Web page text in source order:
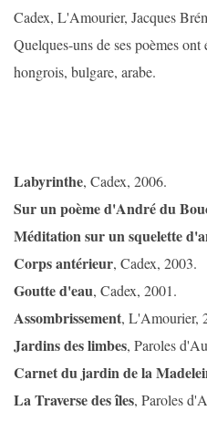
Cadex, L'Amourier, Jacques
Quelques-uns de ses poèmes
hongrois, bulgare, arabe.
Labyrinthe, Cadex, 2006.
Sur un poème d'André du
Méditation sur un squelette
Corps antérieur, Cadex, 2003.
Goutte d'eau, Cadex, 2001.
Assombrissement, L'Amourier,
Jardins des limbes, Paroles
Carnet du jardin de la
La Traversedes îles, Paroles